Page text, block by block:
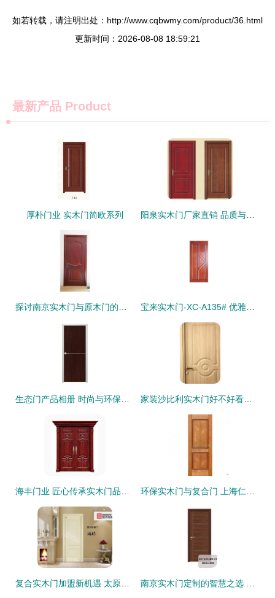
如若转载，请注明出处：http://www.cqbwmy.com/product/36.html
更新时间：2026-08-08 18:59:21
最新产品 Product
厚朴门业 实木门简欧系列